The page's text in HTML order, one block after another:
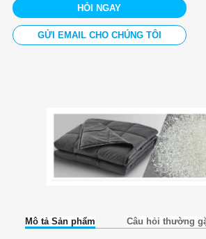
HỎI NGAY
GỬI EMAIL CHO CHÚNG TÔI
Mô tả Sản phẩm Câu hỏi thường